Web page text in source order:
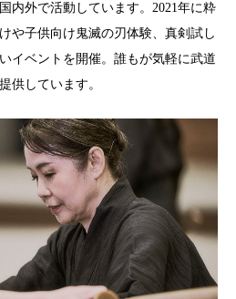
内外で活動しています。2021年に粋
や子供向け鬼滅の刃体験、真剣試し
イベントを開催。誰もが気軽に武道
供しています。